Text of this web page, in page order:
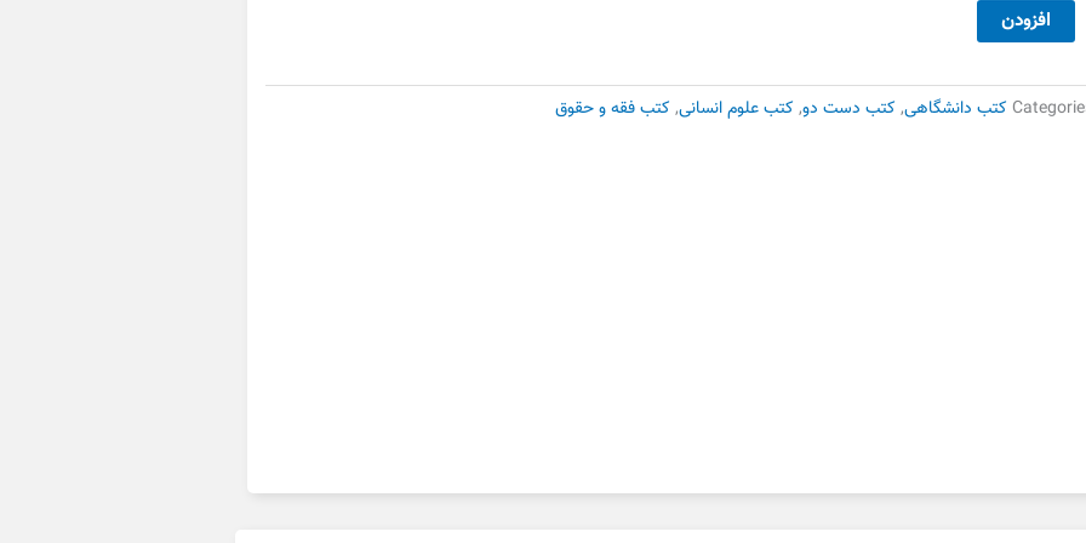
الملل
افزودن
کتب دانشگاهی, کتب دست دو, کتب علوم انسانی, کتب فقه و حقوق